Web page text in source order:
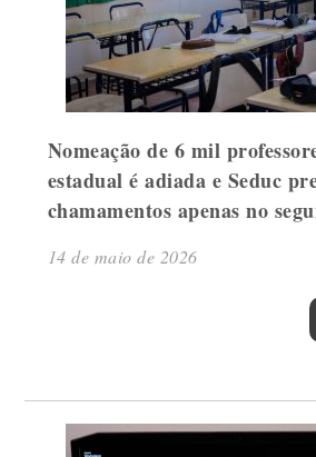
Nomeação de 6 mil
estadual é adiada e Seduc
chamamentos apenas no
14 de maio de 2026